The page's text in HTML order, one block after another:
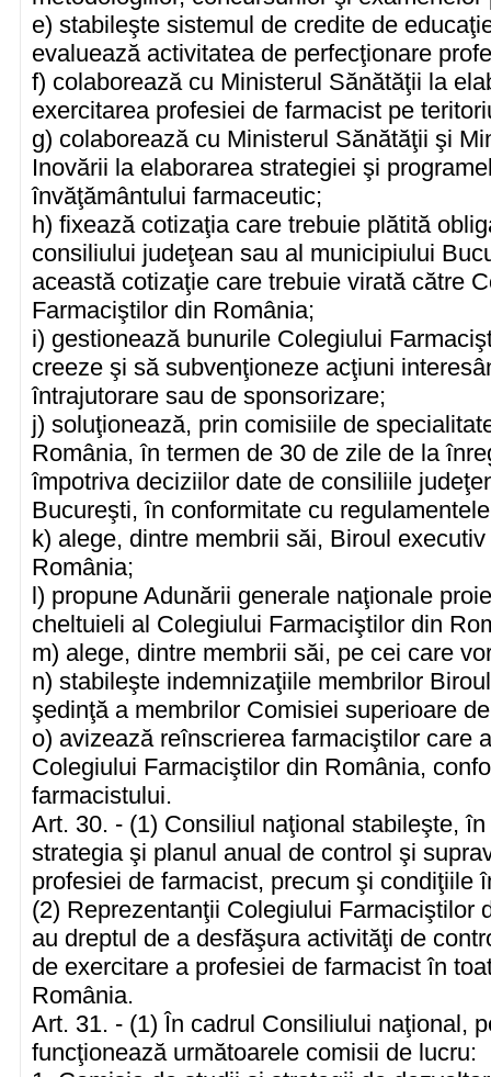
e) stabileşte sistemul de credite de
evaluează activitatea de perfecţionare
f) colaborează cu Ministerul Sănătăţii la
exercitarea profesiei de farmacist pe
g) colaborează cu Ministerul Sănătăţii şi
Inovării la elaborarea strategiei şi
învăţământului farmaceutic;
h) fixează cotizaţia care trebuie plătită
consiliului judeţean sau al municipiului
această cotizaţie care trebuie virată către
Farmaciştilor din România;
i) gestionează bunurile Colegiului
creeze şi să subvenţioneze acţiuni
întrajutorare sau de sponsorizare;
j) soluţionează, prin comisiile de
România, în termen de 30 de zile de la
împotriva deciziilor date de consiliile
Bucureşti, în conformitate cu
k) alege, dintre membrii săi, Biroul
România;
l) propune Adunării generale naţionale
cheltuieli al Colegiului Farmaciştilor din
m) alege, dintre membrii săi, pe cei care
n) stabileşte indemnizaţiile membrilor
şedinţă a membrilor Comisiei superioare
o) avizează reînscrierea farmaciştilor care
Colegiului Farmaciştilor din România,
farmacistului.
Art. 30. - (1) Consiliul naţional stabileşte,
strategia şi planul anual de control şi
profesiei de farmacist, precum şi condiţiile
(2) Reprezentanţii Colegiului Farmaciştilor
au dreptul de a desfăşura activităţi de
de exercitare a profesiei de farmacist în
România.
Art. 31. - (1) În cadrul Consiliului naţional,
funcţionează următoarele comisii de lucru: